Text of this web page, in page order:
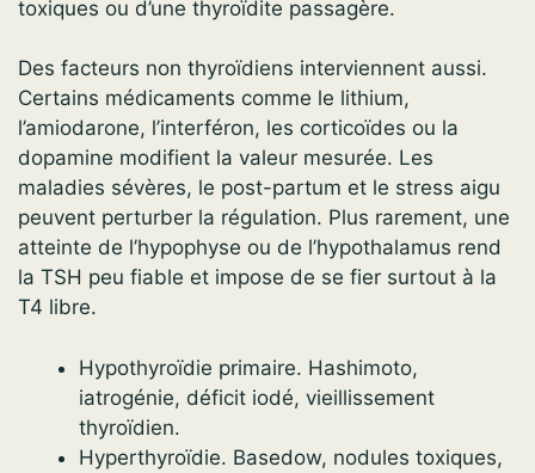
toxiques ou d’une thyroïdite passagère.
Des facteurs non thyroïdiens interviennent aussi.
Certains médicaments comme le lithium,
l’amiodarone, l’interféron, les corticoïdes ou la
dopamine modifient la valeur mesurée. Les
maladies sévères, le post-partum et le stress aigu
peuvent perturber la régulation. Plus rarement, une
atteinte de l’hypophyse ou de l’hypothalamus rend
la TSH peu fiable et impose de se fier surtout à la
T4 libre.
Hypothyroïdie primaire. Hashimoto,
iatrogénie, déficit iodé, vieillissement
thyroïdien.
Hyperthyroïdie. Basedow, nodules toxiques,